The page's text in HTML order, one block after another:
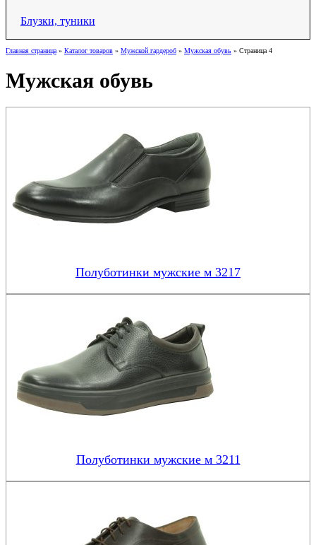
Блузки, туники
Главная страница» Каталог товаров » Мужской гардероб » Мужская обувь » Страница 4
Мужская обувь
Полуботинки мужские м 3217
Полуботинки мужские м 3211